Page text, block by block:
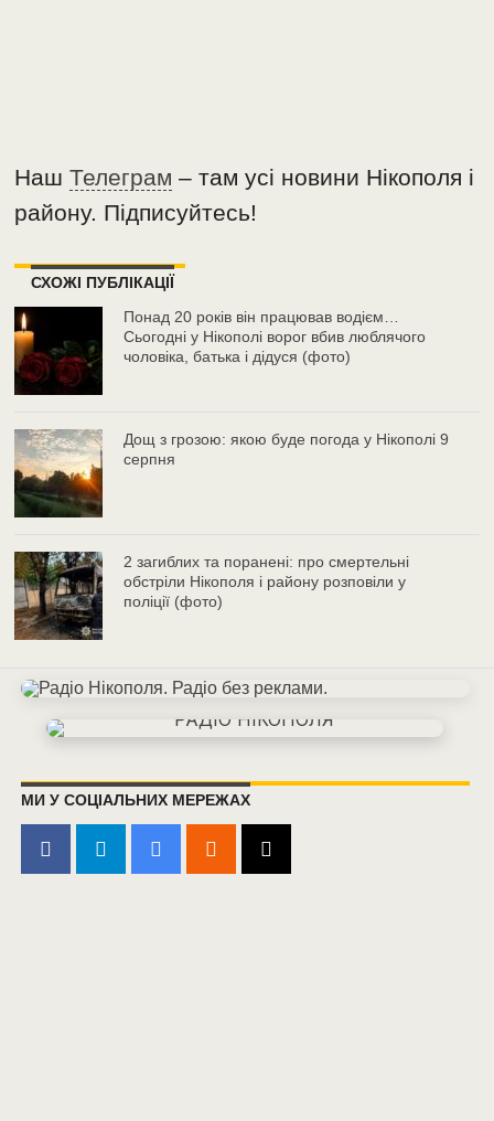
НашТелеграм – там усі новини Нікополя і
району. Підписуйтесь!
СХОЖІ ПУБЛІКАЦІЇ
Понад 20 років він працював водієм…
Сьогодні у Нікополі ворог вбив люблячого
чоловіка, батька і дідуся (фото)
Дощ з грозою: якою буде погода у Нікополі 9
серпня
2 загиблих та поранені: про смертельні
обстріли Нікополя і району розповіли у
поліції (фото)
МИ У СОЦІАЛЬНИХ МЕРЕЖАХ